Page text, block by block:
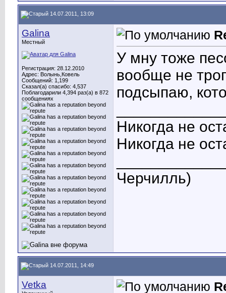
14.07.2011, 13:09
Galina
Местный
Регистрация: 28.12.2010
Адрес: Волынь,Ковель
Сообщений: 1,199
Сказал(а) спасибо: 4,537
Поблагодарили 4,394 раз(а) в 872
сообщениях
У мну тоже
вообще не
подсыпаю,
Никогда не
Никогда не
Черчилль)
14.07.2011, 14:49
Vetka